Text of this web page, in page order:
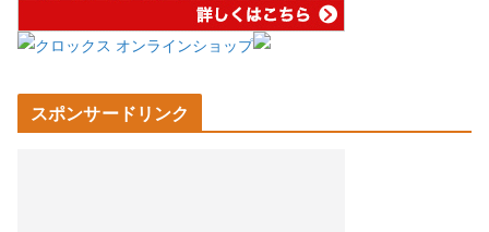
スポンサードリンク